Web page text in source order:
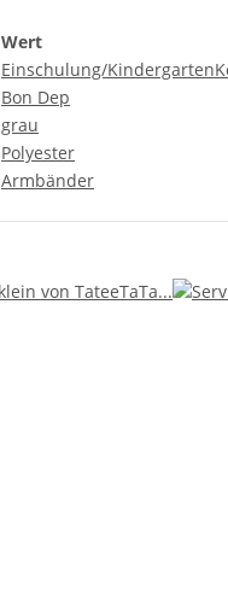
Wert
Einschulung/Kindergarten
Bon Dep
grau
Polyester
Armbänder